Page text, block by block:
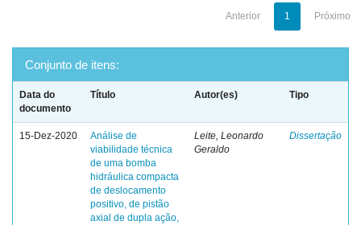
Anterior 1 Próximo
Conjunto de itens:
Data do
documento
Título Autor(es) Tipo
15-Dez-2020
Análise de
viabilidade técnica
de uma bomba
hidráulica compacta
de deslocamento
positivo, de pistão
axial de dupla ação,
Leite, Leonardo
Geraldo
Dissertação